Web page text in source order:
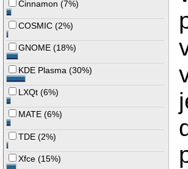
Cinnamon (7%)
COSMIC (2%)
GNOME (18%)
KDE Plasma (30%)
LXQt (6%)
MATE (6%)
TDE (2%)
Xfce (15%)